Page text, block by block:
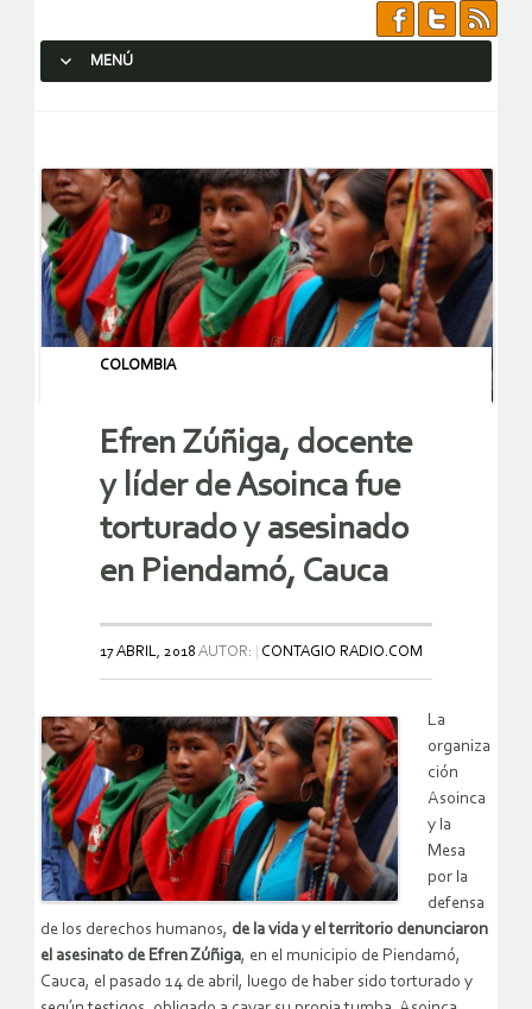
MENÚ
COLOMBIA
Efren Zúñiga, docente
y líder de Asoinca fue
torturado y asesinado
en Piendamó, Cauca
17 ABRIL, 2018 AUTOR: CONTAGIO RADIO.COM
La
organiza
ción
Asoinca
y la
Mesa
por la
defensa
de los derechos humanos, de la vida y el territorio denunciaron
el asesinato de Efren Zúñiga, en el municipio de Piendamó,
Cauca, el pasado 14 de abril, luego de haber sido torturado y